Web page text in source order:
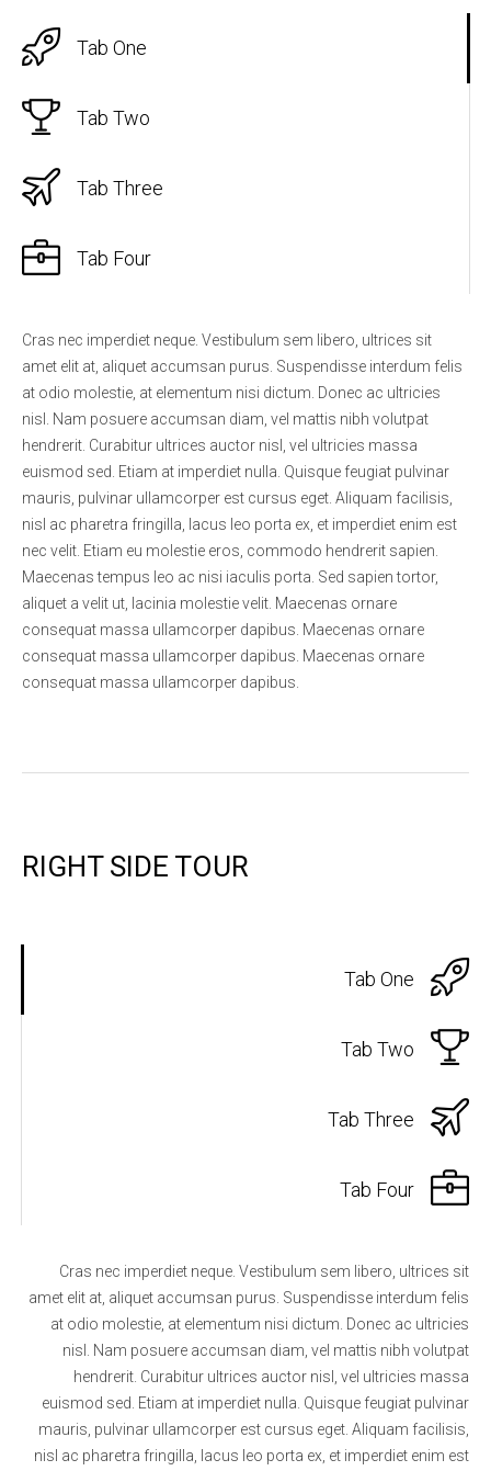
Tab One
Tab Two
Tab Three
Tab Four
Cras nec imperdiet neque. Vestibulum sem libero, ultrices sit
amet elit at, aliquet accumsan purus. Suspendisse interdum felis
at odio molestie, at elementum nisi dictum. Donec ac ultricies
nisl. Nam posuere accumsan diam, vel mattis nibh volutpat
hendrerit. Curabitur ultrices auctor nisl, vel ultricies massa
euismod sed. Etiam at imperdiet nulla. Quisque feugiat pulvinar
mauris, pulvinar ullamcorper est cursus eget. Aliquam facilisis,
nisl ac pharetra fringilla, lacus leo porta ex, et imperdiet enim est
nec velit. Etiam eu molestie eros, commodo hendrerit sapien.
Maecenas tempus leo ac nisi iaculis porta. Sed sapien tortor,
aliquet a velit ut, lacinia molestie velit. Maecenas ornare
consequat massa ullamcorper dapibus. Maecenas ornare
consequat massa ullamcorper dapibus. Maecenas ornare
consequat massa ullamcorper dapibus.
RIGHT SIDE TOUR
Tab One
Tab Two
Tab Three
Tab Four
Cras nec imperdiet neque. Vestibulum sem libero, ultrices sit
amet elit at, aliquet accumsan purus. Suspendisse interdum felis
at odio molestie, at elementum nisi dictum. Donec ac ultricies
nisl. Nam posuere accumsan diam, vel mattis nibh volutpat
hendrerit. Curabitur ultrices auctor nisl, vel ultricies massa
euismod sed. Etiam at imperdiet nulla. Quisque feugiat pulvinar
mauris, pulvinar ullamcorper est cursus eget. Aliquam facilisis,
nisl ac pharetra fringilla, lacus leo porta ex, et imperdiet enim est